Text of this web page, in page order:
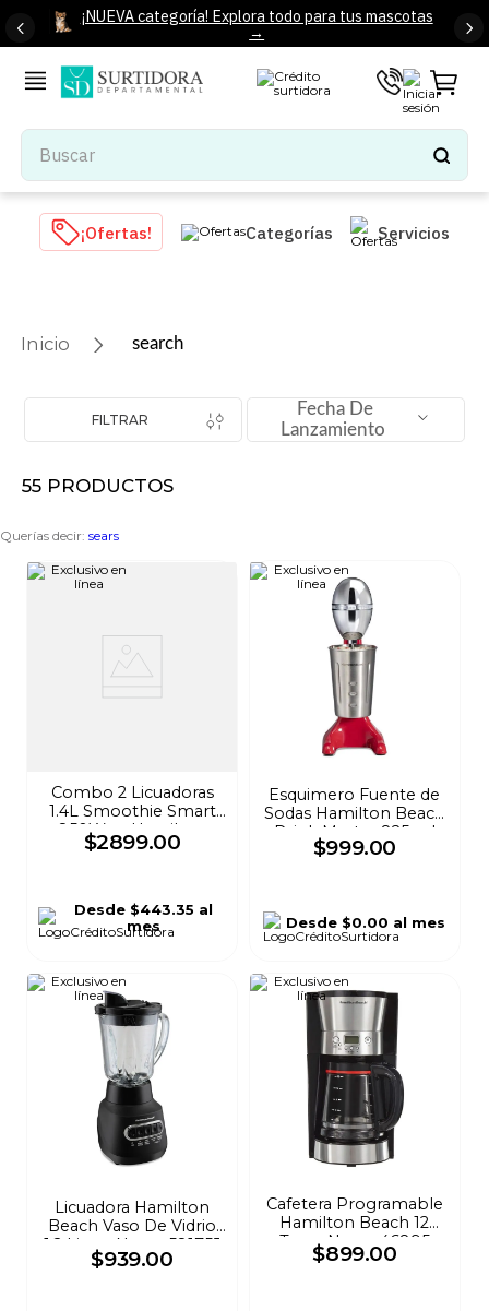
¡NUEVA categoría! Explora todo para tus mascotas
→
Buscar
TÉRMINOS MÁS BUSCADOS
1.
tenis mujer
iphone
5.
tenis
lavadoras
¡Ofertas! Categorías Servicios
search
FILTRAR
Fecha De
Lanzamiento
55 PRODUCTOS
Querías decir: sears
Combo 2 Licuadoras
1.4L Smoothie Smart
850Watt Hamilton
Beach
$2899.00
Desde $443.35 al
mes
Esquimero Fuente de
Sodas Hamilton Beach
Drink Master 825 ml
Rojo 733
$999.00
Desde $0.00 al mes
Licuadora Hamilton
Beach Vaso De Vidrio
1.2 Litros Negra 58175J
$939.00
Cafetera Programable
Hamilton Beach 12
Tazas Negra 46895
$899.00